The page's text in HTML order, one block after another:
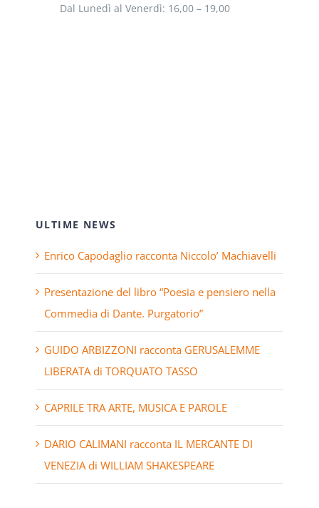
Dal Lunedì al Venerdì: 16,00 – 19,00
ULTIME NEWS
Enrico Capodaglio racconta Niccolo’ Machiavelli
Presentazione del libro “Poesia e pensiero nella
Commedia di Dante. Purgatorio”
GUIDO ARBIZZONI racconta GERUSALEMME
LIBERATA di TORQUATO TASSO
CAPRILE TRA ARTE, MUSICA E PAROLE
DARIO CALIMANI racconta IL MERCANTE DI
VENEZIA di WILLIAM SHAKESPEARE